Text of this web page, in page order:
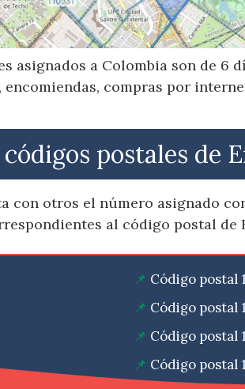
asignados a Colombia son de 6
compras por
postales de
con otros el número asignado
al código postal de
Código postal
Código postal
Código postal
Código postal